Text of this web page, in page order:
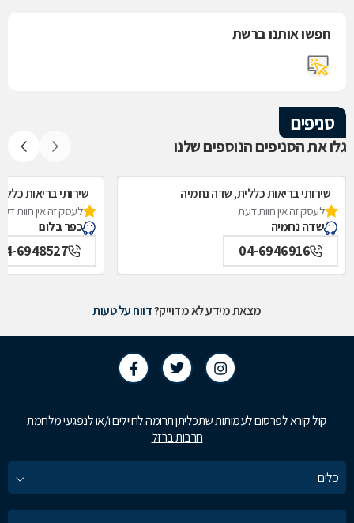
חפשו אותנו ברשת
סניפים
גלו את הסניפים הנוספים שלנו
שירותי בריאות כללית, שדה נחמיה
לעסק זה אין חוות דעת
שדה נחמיה
04-6946916
שירותי בריאות
לעסק זה אין חוות
כפר בלום
6948527
מצאת מידע לא מדוייק?דווח על טעות
קול קורא לפרסום לעמותות שתכליתן תרומה לחיילים ו/או לנפגעי מלחמת
חרבות ברזל
כלים